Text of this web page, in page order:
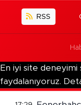
RSS
En iyi site
faydalanıyoruz.